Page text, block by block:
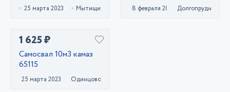
25 марта 2023 Мытищи 8 февраля 2022 Долгопрудный
1 625 ₽
Самосвал 10м3 камаз
65115
25 марта 2023 Одинцово